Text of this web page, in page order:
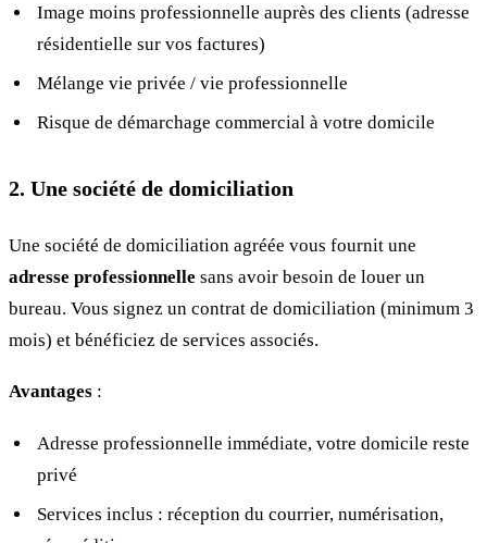
Image moins professionnelle auprès des clients (adresse
résidentielle sur vos factures)
Mélange vie privée / vie professionnelle
Risque de démarchage commercial à votre domicile
2. Une société de domiciliation
Une société de domiciliation agréée vous fournit une
adresse professionnelle sans avoir besoin de louer un
bureau. Vous signez un contrat de domiciliation (minimum 3
mois) et bénéficiez de services associés.
Avantages :
Adresse professionnelle immédiate, votre domicile reste
privé
Services inclus : réception du courrier, numérisation,